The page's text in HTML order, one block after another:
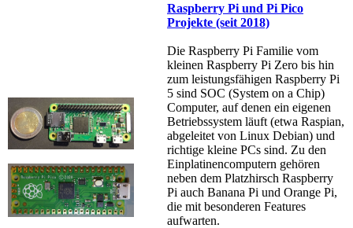
Raspberry Pi und Pi Pico
Projekte (seit 2018)
Die Raspberry Pi Familie vom
kleinen Raspberry Pi Zero bis hin
zum leistungsfähigen Raspberry Pi
5 sind SOC (System on a Chip)
Computer, auf denen ein eigenen
Betriebssystem läuft (etwa Raspian,
abgeleitet von Linux Debian) und
richtige kleine PCs sind. Zu den
Einplatinencomputern gehören
neben dem Platzhirsch Raspberry
Pi auch Banana Pi und Orange Pi,
die mit besonderen Features
aufwarten.